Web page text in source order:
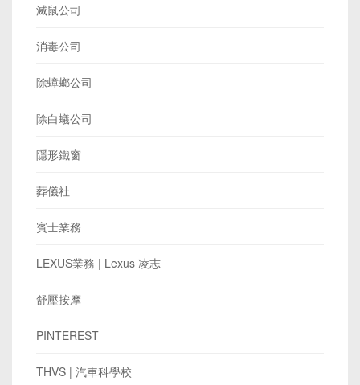
滅鼠公司
消毒公司
除蟑螂公司
除白蟻公司
隱形鐵窗
葬儀社
賓士業務
LEXUS業務 | Lexus 凌志
舒壓按摩
PINTEREST
THVS | 汽車科學校